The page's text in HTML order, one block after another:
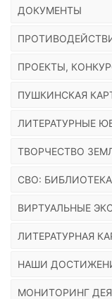
ДОКУМЕНТЫ
ПРОЕКТЫ,
ПУШКИНСКАЯ
ЛИТЕРАТУРНЫЕ
ТВОРЧЕСТВО
СВО:
ВИРТУАЛЬНЫЕ
ЛИТЕРАТУРНАЯ
НАШИ
МОНИТОРИНГ